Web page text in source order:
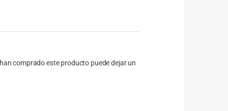
comprado este producto puede dejar un